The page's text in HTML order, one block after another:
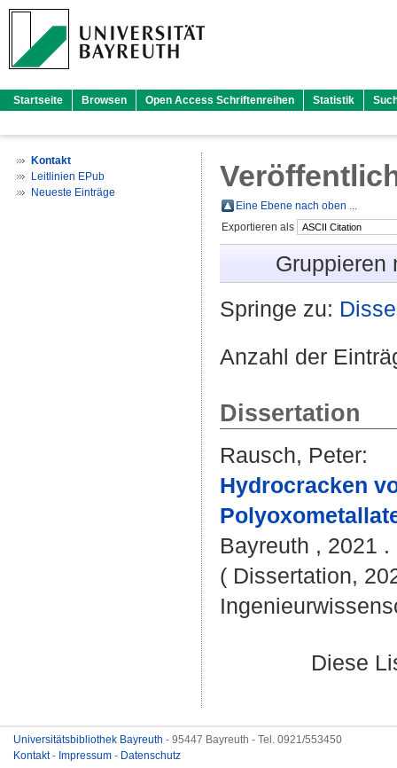
Startseite Browsen Open Access Schriftenreihen Statistik
Kontakt
Leitlinien EPub
Neueste Einträge
Eine Ebene nach oben ...
Exportieren als
Gruppieren
Springe zu:
Anzahl der
Dissertation
Rausch, Peter:
Hydrocracken
Bayreuth , 2021 .
( Dissertation,
Diese
Universitätsbibliothek Bayreuth - 95447 Bayreuth - Tel. 0921/553450
Kontakt- Impressum - Datenschutz